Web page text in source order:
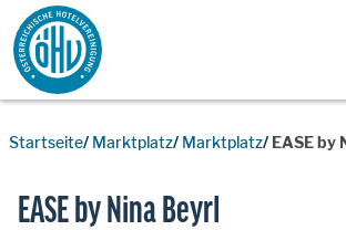
Zum Inhalt
Startseite Marktplatz Marktplatz EASE by
EASE by Nina Beyrl